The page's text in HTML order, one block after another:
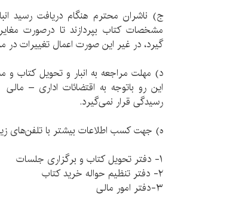
ج) ناشران محترم هنگام دریافت رسید
مشخصات کتاب بپردازند تا درصورت
گیرد، در غیر این صورت اعمال تغییرات در
این رو باتوجه به اقتضائات اداری –
رسیدگی قرار نمی‌گیرد.
ه) جهت کسب اطلاعات بیشتر با تلفن‌های
١- دفتر تحویل کتاب و برگزاری جلسات ٣٨٥١٣٠٤٩
٢- دفتر تنظیم حواله خرید کتاب ٣٨٥١٢٨٥٠
٣-دفتر امور مالی ٣٨٥١٢٩٩٤